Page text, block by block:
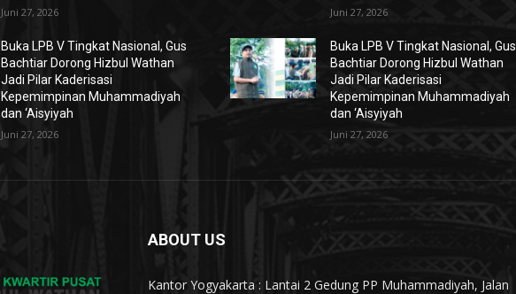
Juni 27, 2026
Buka LPB V Tingkat Nasional, Gus
Bachtiar Dorong Hizbul Wathan
Jadi Pilar Kaderisasi
Kepemimpinan Muhammadiyah
dan ‘Aisyiyah
Juni 27, 2026
Juni 27, 2026
Buka LPB V Tingkat Nasional, Gus
Bachtiar Dorong Hizbul Wathan
Jadi Pilar Kaderisasi
Kepemimpinan Muhammadiyah
dan ‘Aisyiyah
Juni 27, 2026
ABOUT US
Kantor Yogyakarta : Lantai 2 Gedung PP Muhammadiyah, Jalan